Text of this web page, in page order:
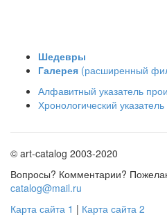
Шедевры
Галерея (расширенный
Алфавитный указатель
Хронологический
© art-catalog 2003-2020
Вопросы? Комментарии?
catalog@mail.ru
Карта сайта 1 | Карта сайта 2